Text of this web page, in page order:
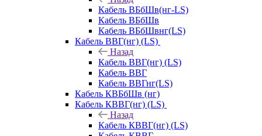
Кабель ВБбШв(нг-LS)
Кабель ВБбШв
Кабель ВБбШвнг(LS)
Кабель ВВГ(нг) (LS)
Назад
Кабель ВВГ(нг) (LS)
Кабель ВВГ
Кабель ВВГнг(LS)
Кабель КВБбШв (нг)
Кабель КВВГ(нг) (LS)
Назад
Кабель КВВГ(нг) (LS)